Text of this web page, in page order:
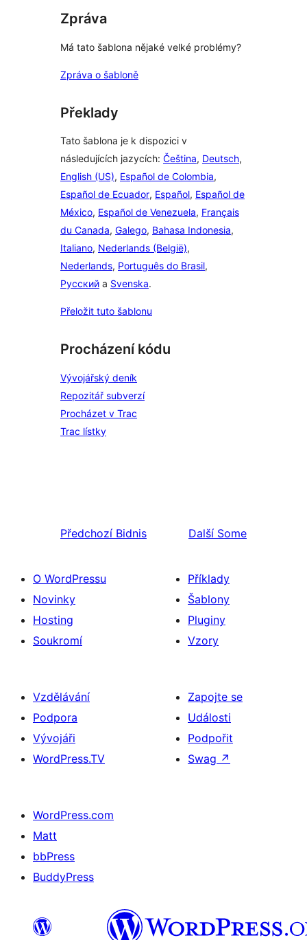
Zpráva
Má tato šablona nějaké velké problémy?
Zpráva o šabloně
Překlady
Tato šablona je k dispozici v
následujících jazycích: Čeština, Deutsch,
English (US), Español de Colombia,
Español de Ecuador, Español, Español de
México, Español de Venezuela, Français
du Canada, Galego, Bahasa Indonesia,
Italiano, Nederlands (België),
Nederlands, Português do Brasil,
Русский a Svenska.
Přeložit tuto šablonu
Procházení kódu
Vývojářský deník
Repozitář subverzí
Procházet v Trac
Trac lístky
Předchozí Bidnis Další Some
O WordPressu
Novinky
Hosting
Soukromí
Příklady
Šablony
Pluginy
Vzory
Vzdělávání
Podpora
Vývojáři
WordPress.TV
Zapojte se
Události
Podpořit
Swag ↗
WordPress.com
Matt
bbPress
BuddyPress